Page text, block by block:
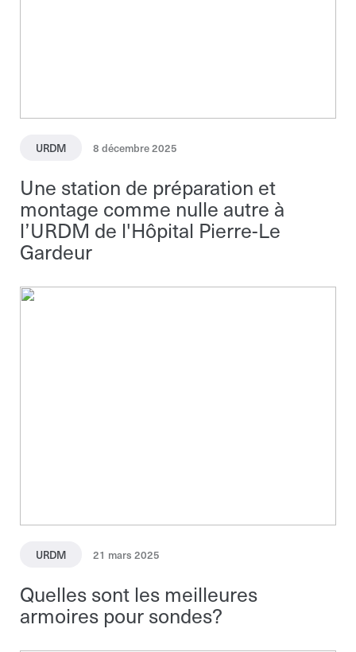
URDM 8 décembre 2025
Une station de préparation et
montage comme nulle autre à
l’URDM de l'Hôpital Pierre-Le
Gardeur
URDM 21 mars 2025
Quelles sont les meilleures
armoires pour sondes?